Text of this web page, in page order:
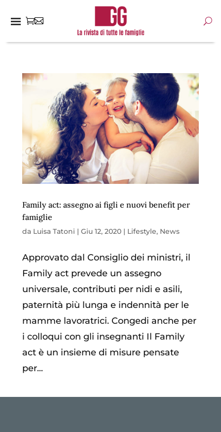
Family act: assegno ai figli e nuovi benefit per
famiglie
da Luisa Tatoni | Giu 12, 2020| Lifestyle, News
Approvato dal Consiglio dei ministri, il
Family act prevede un assegno
universale, contributi per nidi e asili,
paternità più lunga e indennità per le
mamme lavoratrici. Congedi anche per
i colloqui con gli insegnanti Il Family
act è un insieme di misure pensate
per...